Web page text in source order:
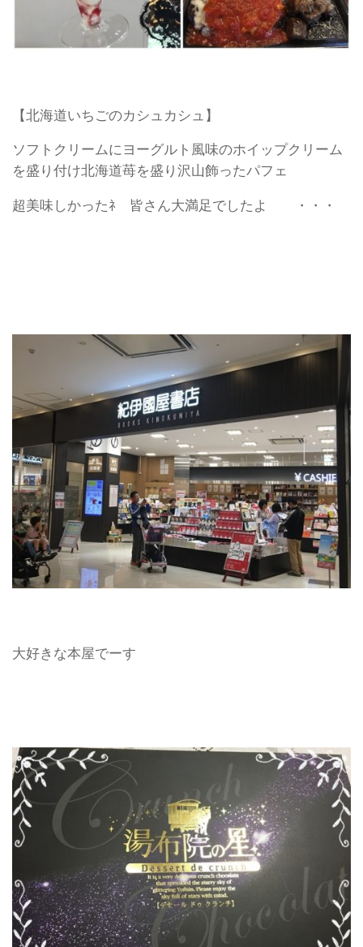
【北海道いちごのカシュカシュ】
ソフトクリームにヨーグルト風味のホイップクリーム
を盛り付け北海道苺を盛り沢山飾ったパフェ
超美味しかったﾈ 皆さん大満足でしたよ ・・・
大好きな本屋でーす